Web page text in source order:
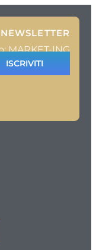
MARKET-ING
ISCRIVITI